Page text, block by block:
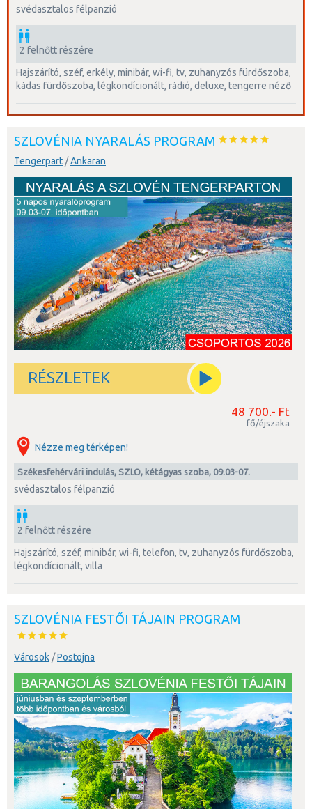
svédasztalos félpanzió
2 felnőtt részére
hajszárító, széf, erkély, minibár, wi-fi, tv, zuhanyzós fürdőszoba,
kádas fürdőszoba, légkondícionált, rádió, deluxe, tengerre néző
SZLOVÉNIA NYARALÁS PROGRAM
Tengerpart /Ankaran
RÉSZLETEK
48 700.- Ft
fő/éjszaka
Nézze meg térképen!
Székesfehérvári indulás, SZLO, kétágyas szoba, 09.03-07.
svédasztalos félpanzió
2 felnőtt részére
hajszárító, széf, minibár, wi-fi, telefon, tv, zuhanyzós fürdőszoba,
légkondícionált, villa
SZLOVÉNIA FESTŐI TÁJAIN PROGRAM
Városok/Postojna